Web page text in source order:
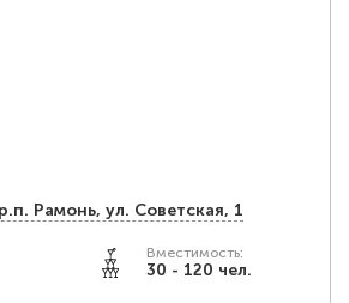
Рамонь, ул. Советская, 1
Вместимость:
30 - 120 чел.